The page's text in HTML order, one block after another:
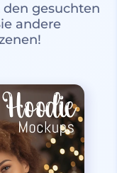
gesuchten
andere